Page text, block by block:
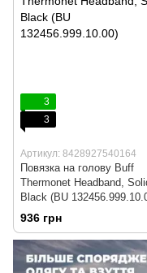
3
3
Артикул: 8428927540164
Повязка на голову Buff
Thermonet Headband,
Black (BU
936 грн